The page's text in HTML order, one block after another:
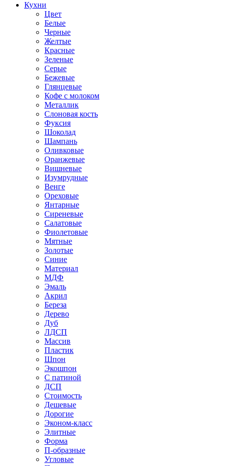
Кухни
Цвет
Белые
Черные
Желтые
Красные
Зеленые
Серые
Бежевые
Глянцевые
Кофе с молоком
Металлик
Слоновая кость
Фуксия
Шоколад
Шампань
Оливковые
Оранжевые
Вишневые
Изумрудные
Венге
Ореховые
Янтарные
Сиреневые
Салатовые
Фиолетовые
Мятные
Золотые
Синие
Материал
МДФ
Эмаль
Акрил
Береза
Дерево
Дуб
ЛДСП
Массив
Пластик
Шпон
Экошпон
С патиной
ДСП
Стоимость
Дешевые
Дорогие
Эконом-класс
Элитные
Форма
П-образные
Угловые